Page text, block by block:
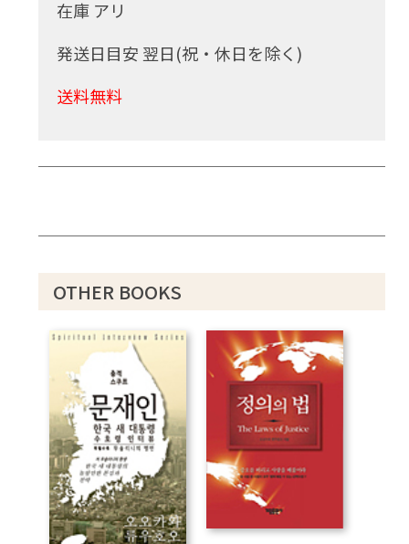
在庫 アリ
発送日目安 翌日(祝・休日を除く)
送料無料
OTHER BOOKS